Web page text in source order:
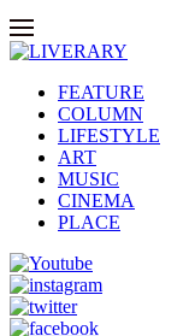
FEATURE
COLUMN
LIFESTYLE
ART
MUSIC
CINEMA
PLACE